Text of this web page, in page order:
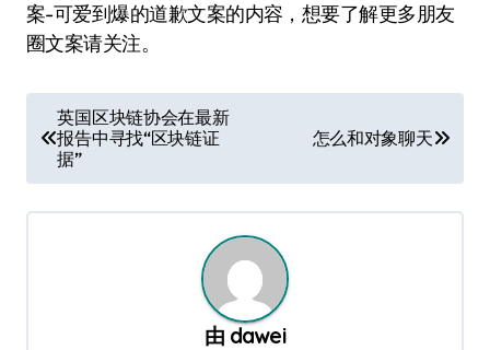
案-可爱到爆的道歉文案的内容，想要了解更多朋友
圈文案请关注。
章
导
航
英国区块链协会在最新
报告中寻找“区块链证
据”
怎么和对象聊天
由 dawei